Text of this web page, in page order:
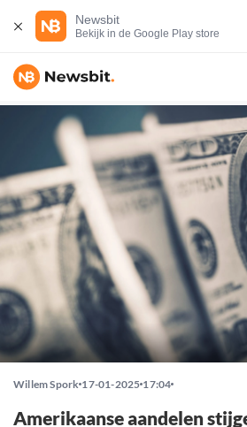
Newsbit
Bekijk in de Google Play store
Willem Spork 17-01-2025 17:04
Amerikaanse aandelen